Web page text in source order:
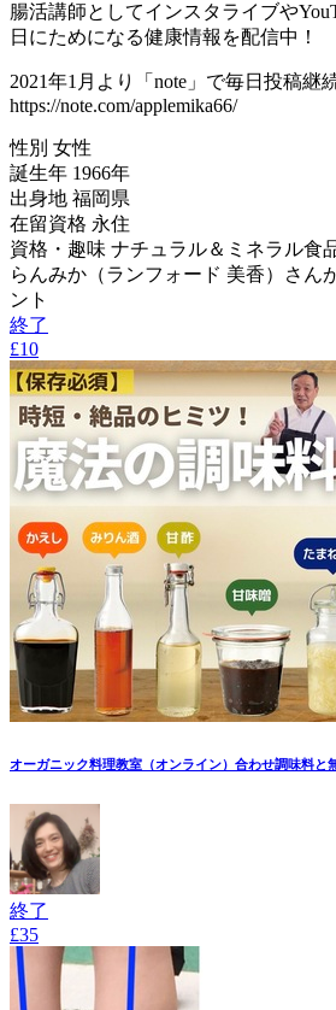
腸活講師としてインスタライブや
日にためになる健康情報を配信中！
2021年1月より「note」で毎日投稿継
https://note.com/applemika66/
性別 女性
誕生年 1966年
出身地 福岡県
在留資格 永住
資格・趣味 ナチュラル＆ミネラル食
らんみか（ランフォード 美香）さん
ント
終了
£10
オーガニック料理教室（オンライン）合わせ調味料と
終了
£35